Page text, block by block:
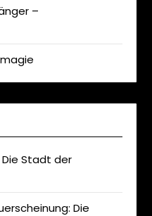
–
Die Stadt der
Die